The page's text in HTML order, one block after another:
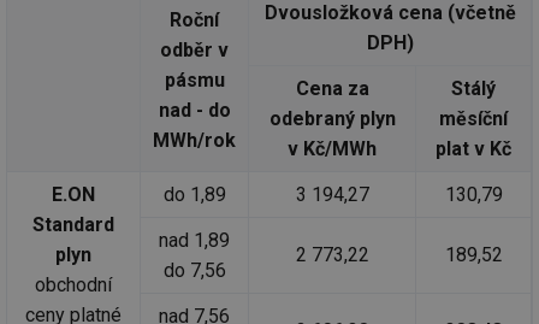
Roční
odběr v
pásmu
nad - do
MWh/rok
Dvousložková cena (včetně
DPH)
Cena za
odebraný plyn
v Kč/MWh
Stálý
měsíční
plat v Kč
E.ON
Standard
plyn
obchodní
ceny platné
do 1,89 3 194,27
130,79
nad 1,89
do 7,56
2 773,22 189,52
nad 7,56